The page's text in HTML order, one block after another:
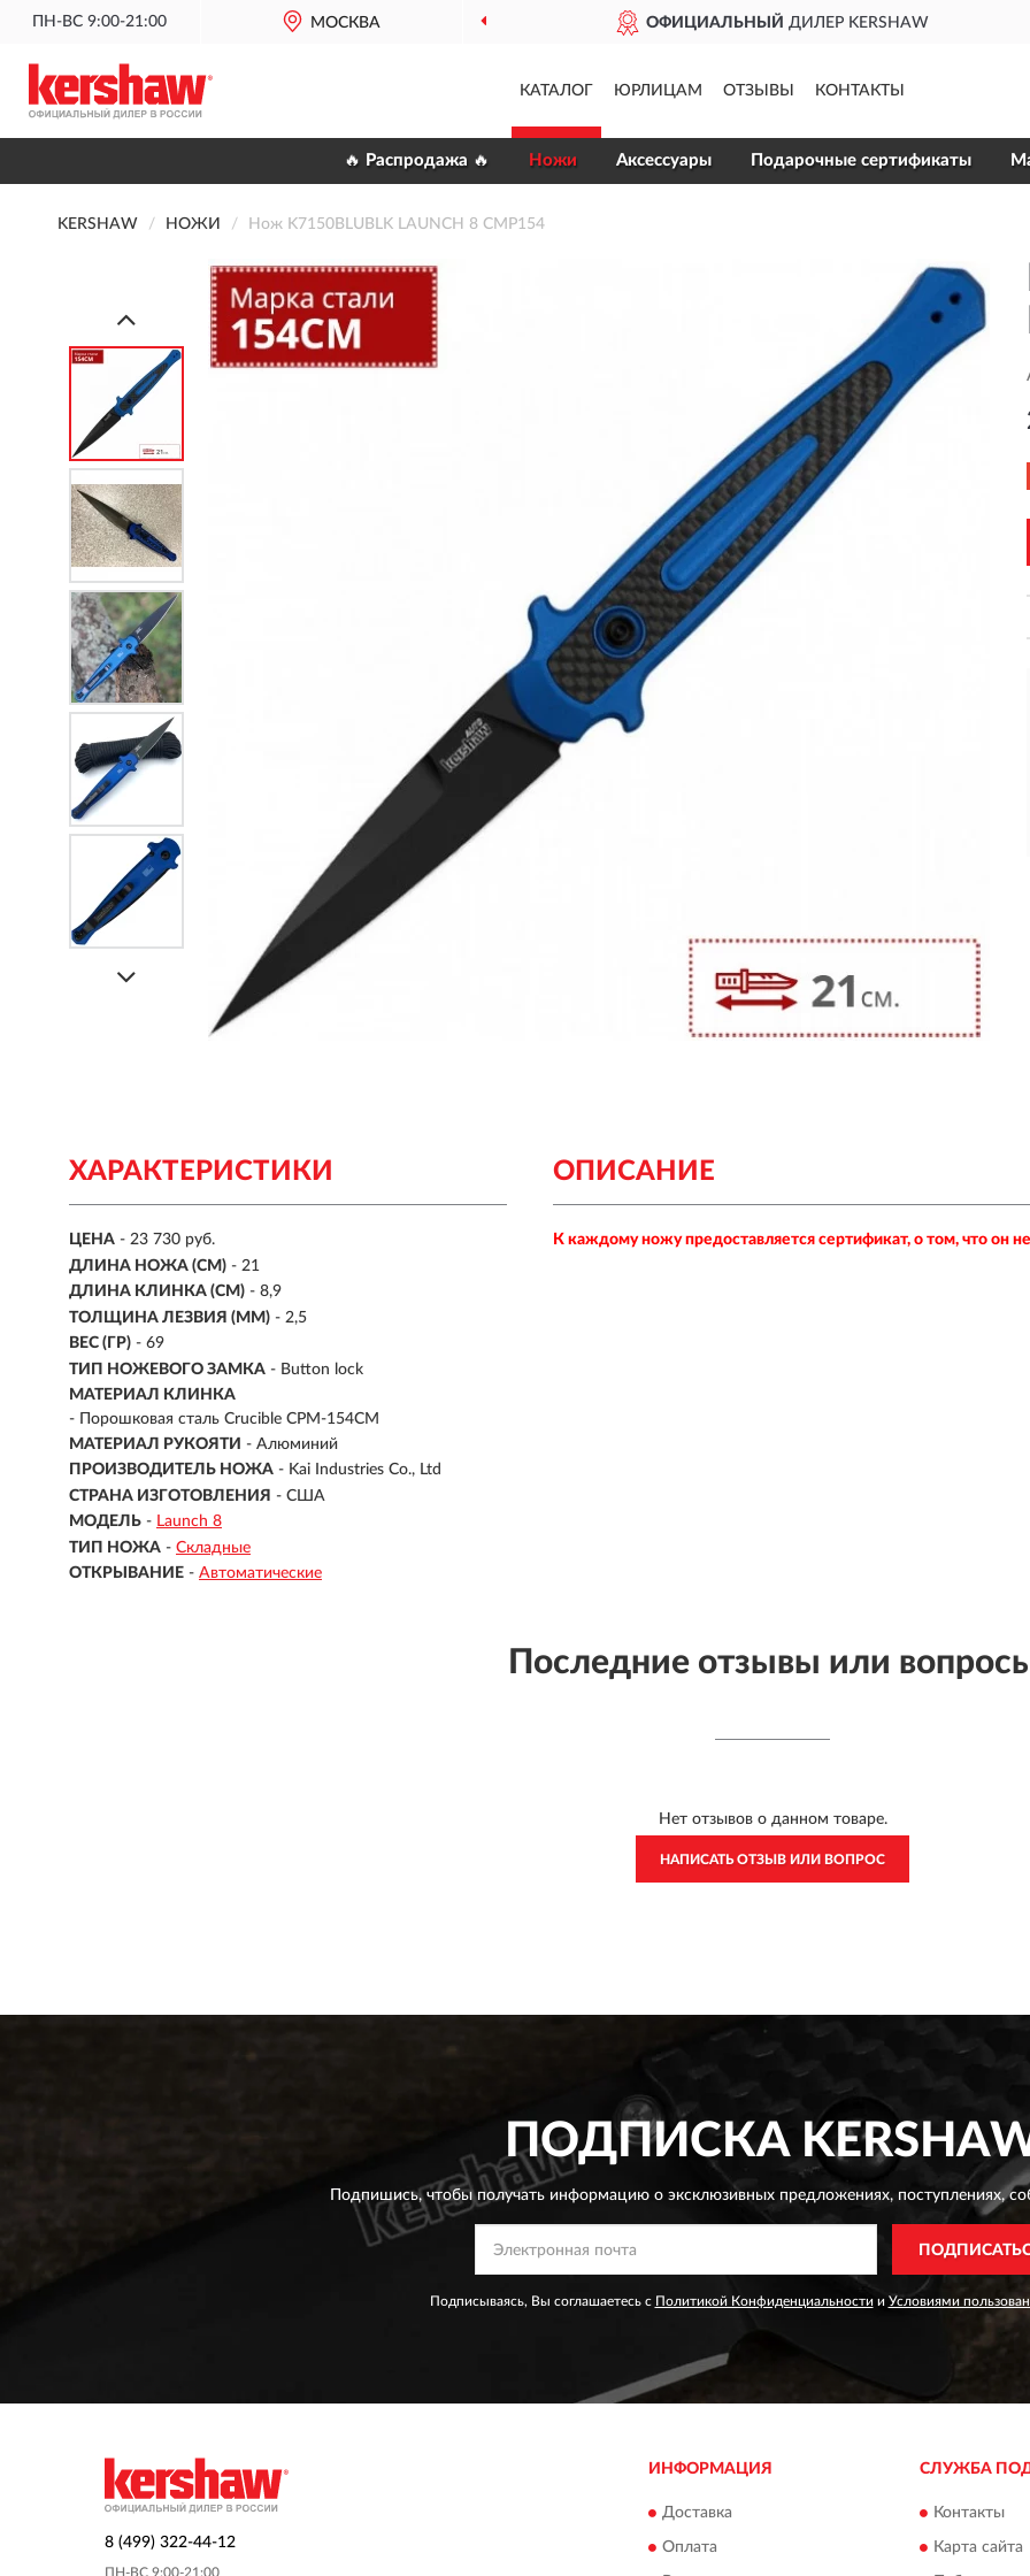
ПН-ВС 9:00-21:00 МОСКВА ОФИЦИАЛЬНЫЙ ДИЛЕР KERSHAW
КАТАЛОГ ЮРЛИЦАМ ОТЗЫВЫ КОНТАКТЫ
🔥 Распродажа 🔥 Ножи Аксессуары Подарочные сертификаты
KERSHAW НОЖИ Нож K7150BLUBLK LAUNCH 8 CMP154
ХАРАКТЕРИСТИКИ
ЦЕНА - 23 730 руб.
ДЛИНА НОЖА (СМ) - 21
ДЛИНА КЛИНКА (СМ) - 8,9
ТОЛЩИНА ЛЕЗВИЯ (ММ) - 2,5
ВЕС (ГР) - 69
ТИП НОЖЕВОГО ЗАМКА - Button lock
МАТЕРИАЛ КЛИНКА
- Порошковая сталь Crucible CPM-154CM
МАТЕРИАЛ РУКОЯТИ - Алюминий
ПРОИЗВОДИТЕЛЬ НОЖА - Kai Industries Co., Ltd
СТРАНА ИЗГОТОВЛЕНИЯ - США
МОДЕЛЬ - Launch 8
ТИП НОЖА - Складные
ОТКРЫВАНИЕ - Автоматические
ОПИСАНИЕ
К каждому ножу предоставляется сертификат, о том, что он
Последние отзывы или
Нет отзывов о данном товаре.
НАПИСАТЬ ОТЗЫВ ИЛИ ВОПРОС
ПОДПИСКА
Подпишись, чтобы получать информацию о эксклюзивных предложениях,поступлениях,
Подписываясь, Вы соглашаетесь с Политикой Конфиденциальности и Условиями
8 (499) 322-44-12
ПН-ВС 9:00-21:00
ИНФОРМАЦИЯ
Доставка
Оплата
СЛУЖБА
Контакты
Карта сайта